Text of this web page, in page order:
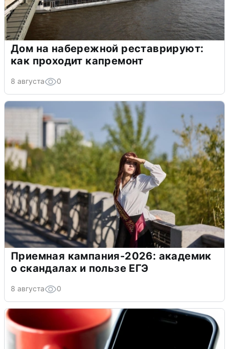
Дом на набережной реставрируют:
как проходит капремонт
8 августа 0
Приемная кампания-2026: академик
о скандалах и пользе ЕГЭ
8 августа 0